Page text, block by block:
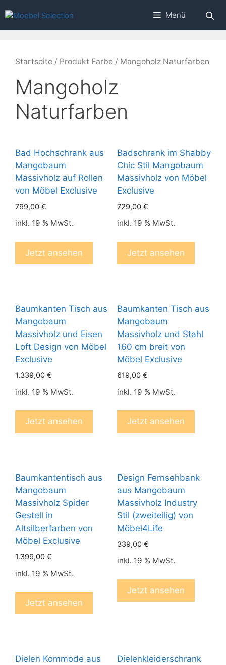
Inhalt
springen
Menü
Startseite / Produkt Farbe / Mangoholz Naturfarben
Mangoholz
Naturfarben
Bad Hochschrank aus
Mangobaum
Massivholz auf Rollen
von Möbel Exclusive
799,00 €
inkl. 19 % MwSt.
Jetzt ansehen
Badschrank im Shabby
Chic Stil Mangobaum
Massivholz von Möbel
Exclusive
729,00 €
inkl. 19 % MwSt.
Jetzt ansehen
Baumkanten Tisch aus
Mangobaum
Massivholz und Eisen
Loft Design von Möbel
Exclusive
1.339,00 €
inkl. 19 % MwSt.
Jetzt ansehen
Baumkanten Tisch aus
Mangobaum
Massivholz und Stahl
160 cm breit von
Möbel Exclusive
619,00 €
inkl. 19 % MwSt.
Jetzt ansehen
Baumkantentisch aus
Mangobaum
Massivholz Spider
Gestell in
Altsilberfarben von
Möbel Exclusive
1.399,00 €
inkl. 19 % MwSt.
Jetzt ansehen
Design Fernsehbank
aus Mangobaum
Massivholz Industry
Stil (zweiteilig) von
Möbel4Life
339,00 €
inkl. 19 % MwSt.
Jetzt ansehen
Dielen Kommode aus
Dielenkleiderschrank